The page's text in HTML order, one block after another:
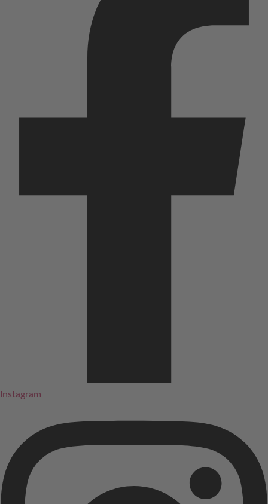
Instagram